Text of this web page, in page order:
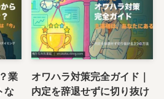
業
な
オワハラ対策完全ガイド｜
内定を辞退せずに切り抜け